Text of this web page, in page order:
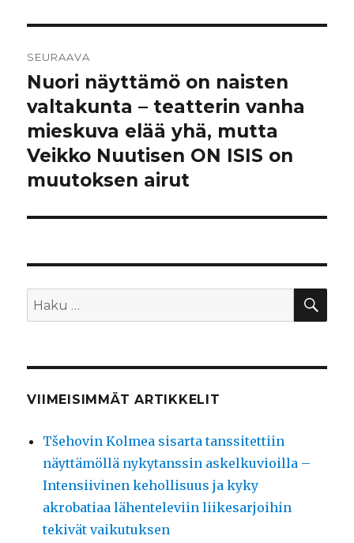
SEURAAVA
Seuraava
artikkeli:
Nuori näyttämö on naisten
valtakunta – teatterin vanha
mieskuva elää yhä, mutta
Veikko Nuutisen ON ISIS on
muutoksen airut
Etsi:
VIIMEISIMMÄT ARTIKKELIT
Tšehovin Kolmea sisarta tanssitettiin
näyttämöllä nykytanssin askelkuvioilla –
Intensiivinen kehollisuus ja kyky
akrobatiaa lähenteleviin liikesarjoihin
tekivät vaikutuksen